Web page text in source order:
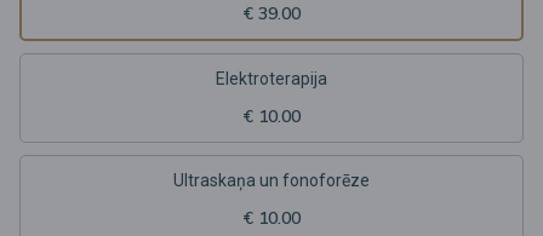
€ 39.00
Elektroterapija
€ 10.00
Ultraskaņa un fonoforēze
€ 10.00